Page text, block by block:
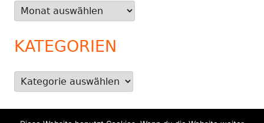
Archiv
KATEGORIEN
Kategorien